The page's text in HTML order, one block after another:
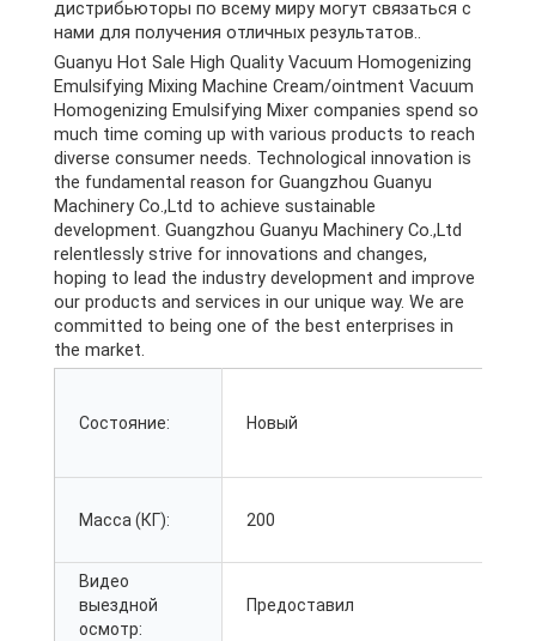
дистрибьюторы по всему миру могут связаться с
нами для получения отличных результатов..
Guanyu Hot Sale High Quality Vacuum Homogenizing
Emulsifying Mixing Machine Cream/ointment Vacuum
Homogenizing Emulsifying Mixer companies spend so
much time coming up with various products to reach
diverse consumer needs. Technological innovation is
the fundamental reason for Guangzhou Guanyu
Machinery Co.,Ltd to achieve sustainable
development. Guangzhou Guanyu Machinery Co.,Ltd
relentlessly strive for innovations and changes,
hoping to lead the industry development and improve
our products and services in our unique way. We are
committed to being one of the best enterprises in
the market.
Состояние: Новый
Масса (КГ): 200
Видео
выездной
осмотр:
Предоставил